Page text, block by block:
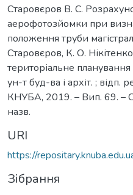
Старовєров В. С.
аерофотозйомки при
положення труби
Старовєров, К. О.
територіальне
ун-т буд-ва і архіт. ; відп.
КНУБА, 2019. – Вип. 69. –
назв.
URI
https://
Зібрання